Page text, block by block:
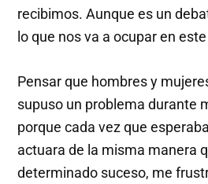
recibimos. Aunque es un
lo que nos va a ocupar en
Pensar que hombres y
supuso un problema durante
porque cada vez que
actuara de la misma manera
determinado suceso, me